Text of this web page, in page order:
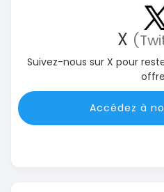
X
Suivez-nous sur X pour
Accédez à